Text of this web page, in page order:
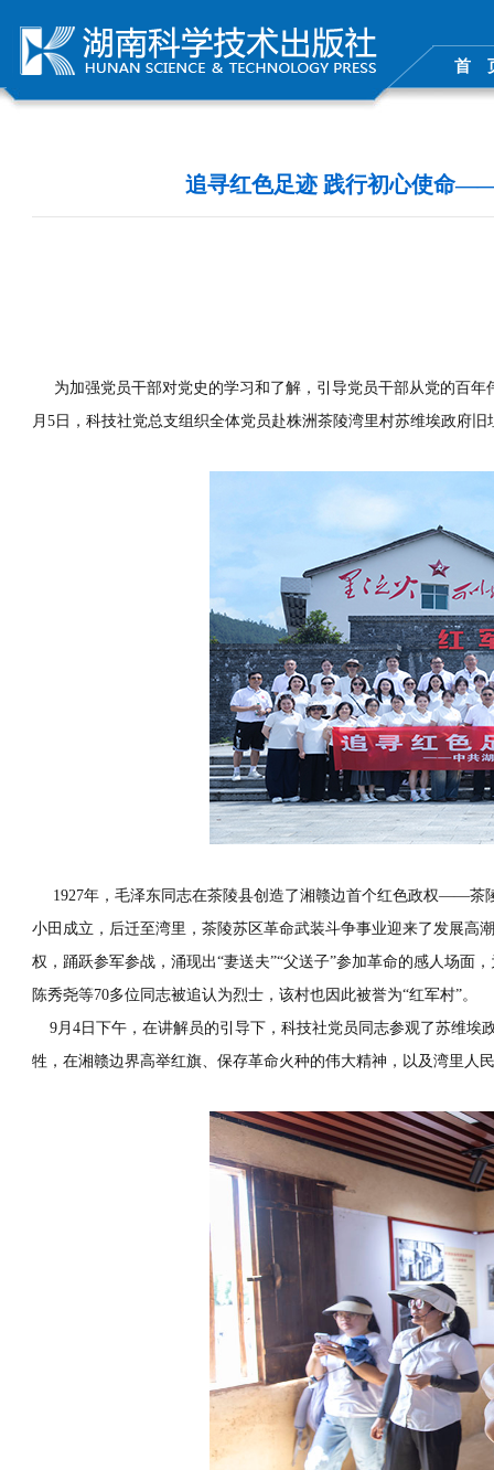
首
追寻红色足迹 践行初心使命
为加强党员干部对党史的学习和了解，引导党员干部从党的百
月5日，科技社党总支组织全体党员赴株洲茶陵湾里村苏维埃政府
1927年，毛泽东同志在茶陵县创造了湘赣边首个红色政权——茶
小田成立，后迁至湾里，茶陵苏区革命武装斗争事业迎来了发展高
权，踊跃参军参战，涌现出“妻送夫”“父送子”参加革命的感人场面
陈秀尧等70多位同志被追认为烈士，该村也因此被誉为“红军村”。
9月4日下午，在讲解员的引导下，科技社党员同志参观了苏维埃
牲，在湘赣边界高举红旗、保存革命火种的伟大精神，以及湾里人